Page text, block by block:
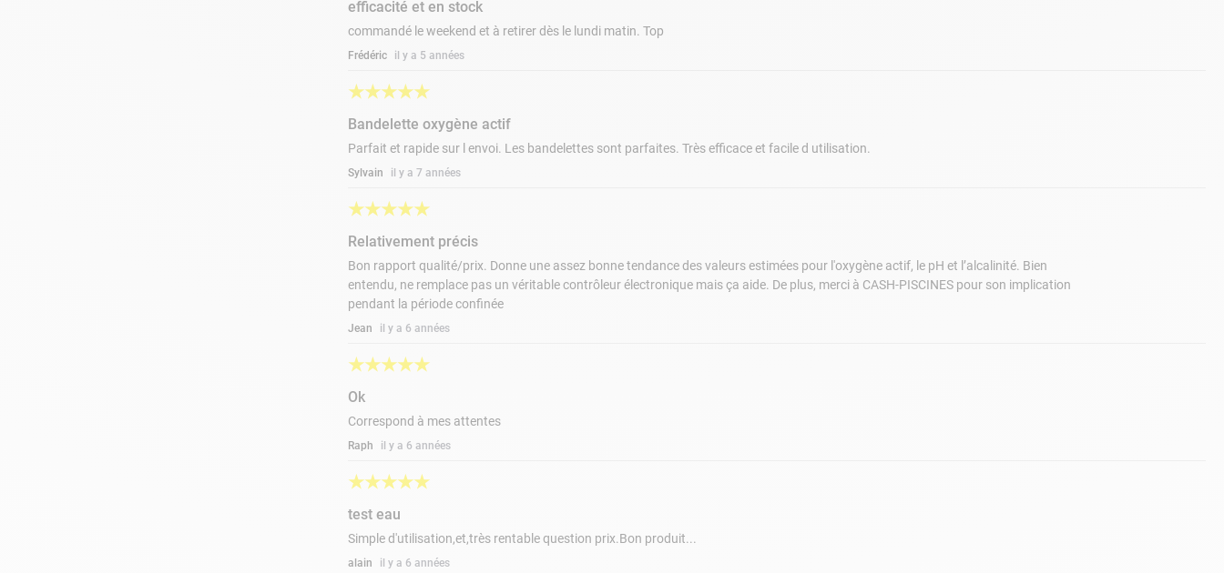
efficacité et en stock
il y a 5 années
Frédéric
commandé le weekend et à retirer dès le lundi matin. Top
★★★★★
Bandelette oxygène actif
il y a 7 années
Sylvain
Parfait et rapide sur l envoi. Les bandelettes sont parfaites. Très efficace et facile d utilisation.
★★★★★
Relativement précis
il y a 6 années
Jean
Bon rapport qualité/prix. Donne une assez bonne tendance des valeurs estimées pour l'oxygène actif, le pH et l’alcalinité. Bien
entendu, ne remplace pas un véritable contrôleur électronique mais ça aide. De plus, merci à CASH-PISCINES pour son implication
pendant la période confinée
★★★★★
Ok
il y a 6 années
Raph
Correspond à mes attentes
★★★★★
test eau
il y a 6 années
alain
Simple d'utilisation,et,très rentable question prix.Bon produit...